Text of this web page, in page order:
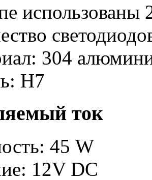
использованы
304
H7
ток
45 W
12V DC